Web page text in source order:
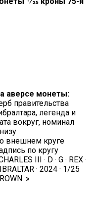
аверсе монеты:
правительства
легенда и
вокруг, номинал
внешнем круге
по кругу
III · D · G · REX ·
· 2024 · 1/25
·»